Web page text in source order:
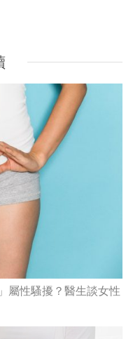
屬性騷擾？醫生談女性